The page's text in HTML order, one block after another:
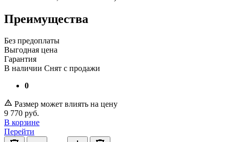
Преимущества
Без предоплаты
Выгодная цена
Гарантия
В наличии Снят с продажи
0
Размер может влиять на цену
9 770 руб.
В корзине
Перейти